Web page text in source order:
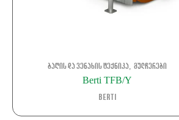
ბაღის და ვენახის ტექნიკა მულჩერები
Berti TFB/Y
Berti